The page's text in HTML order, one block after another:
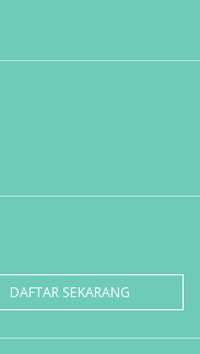
DAFTAR SEKARANG